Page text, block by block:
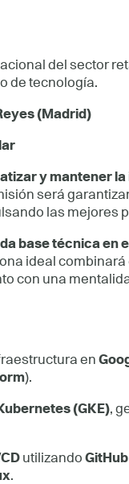
del sector
de tecnología.
(Madrid)
y mantener
será
las
base técnica en
ideal
con una
en
).
(GKE),
utilizando
.